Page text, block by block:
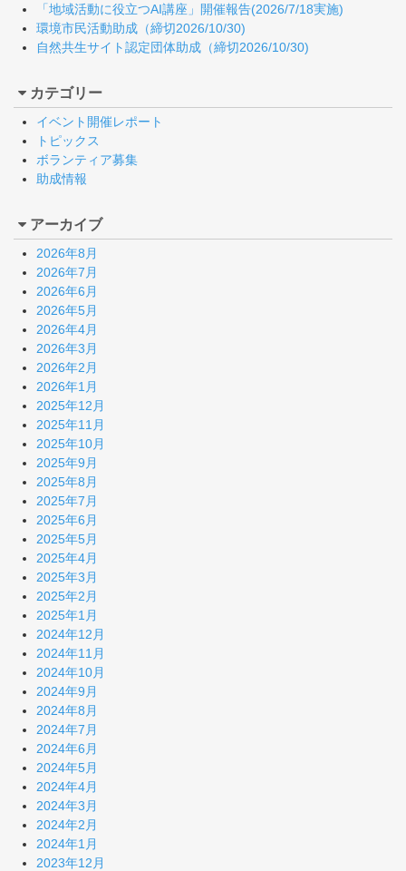
「地域活動に役立つAI講座」開催報告(2026/7/18実施)
環境市民活動助成（締切2026/10/30)
自然共生サイト認定団体助成（締切2026/10/30)
カテゴリー
イベント開催レポート
トピックス
ボランティア募集
助成情報
アーカイブ
2026年8月
2026年7月
2026年6月
2026年5月
2026年4月
2026年3月
2026年2月
2026年1月
2025年12月
2025年11月
2025年10月
2025年9月
2025年8月
2025年7月
2025年6月
2025年5月
2025年4月
2025年3月
2025年2月
2025年1月
2024年12月
2024年11月
2024年10月
2024年9月
2024年8月
2024年7月
2024年6月
2024年5月
2024年4月
2024年3月
2024年2月
2024年1月
2023年12月